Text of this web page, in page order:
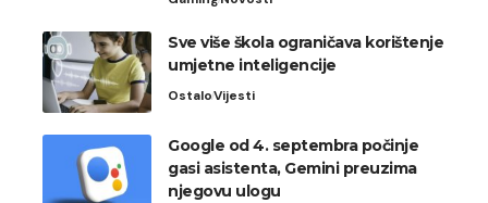
Sve više škola ograničava korištenje
umjetne inteligencije
OstaloVijesti
Google od 4. septembra počinje
gasi asistenta, Gemini preuzima
njegovu ulogu